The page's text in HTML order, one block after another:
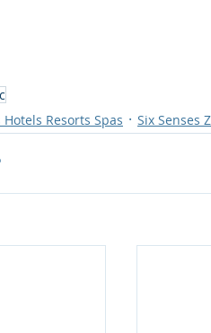
Hotels Resorts Spas
Six Senses